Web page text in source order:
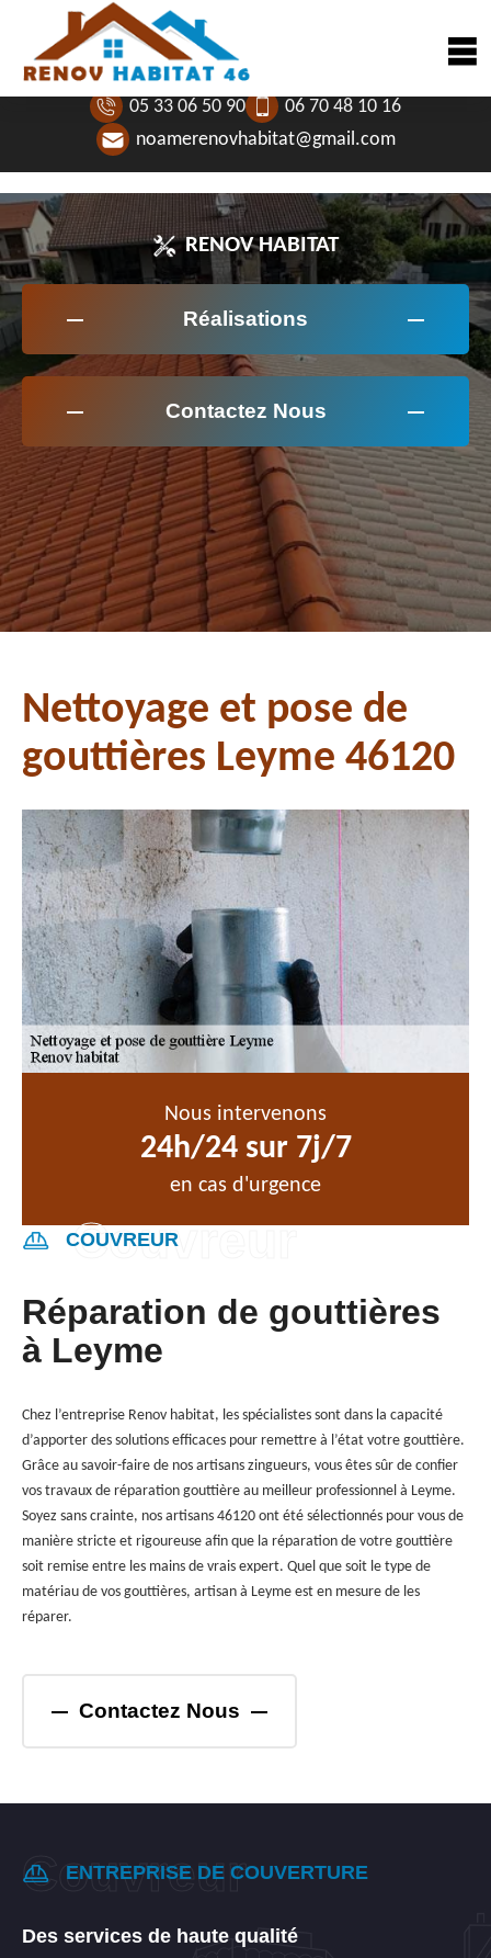
05 33 06 50 90
06 70 48 10 16
noamerenovhabitat@gmail.com
RENOV HABITAT
Réalisations
Contactez Nous
Nettoyage et pose de
gouttières Leyme 46120
Nous intervenons
24h/24 sur 7j/7
en cas d'urgence
COUVREUR
Réparation de gouttières
à Leyme
Chez l’entreprise Renov habitat, les spécialistes sont dans la capacité
d’apporter des solutions efficaces pour remettre à l’état votre gouttière.
Grâce au savoir-faire de nos artisans zingueurs, vous êtes sûr de confier
vos travaux de réparation gouttière au meilleur professionnel à Leyme.
Soyez sans crainte, nos artisans 46120 ont été sélectionnés pour vous de
manière stricte et rigoureuse afin que la réparation de votre gouttière
soit remise entre les mains de vrais expert. Quel que soit le type de
matériau de vos gouttières, artisan à Leyme est en mesure de les
réparer.
Contactez Nous
ENTREPRISE DE COUVERTURE
Des services de haute qualité